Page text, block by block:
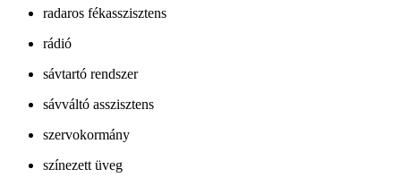
radaros fékasszisztens
rádió
sávtartó rendszer
sávváltó asszisztens
szervokormány
színezett üveg